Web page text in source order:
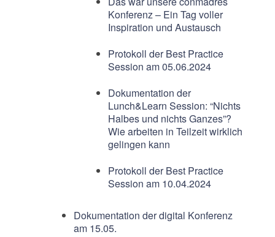
Konferenz – Ein Tag voller
Inspiration und Austausch
Protokoll der Best Practice
Session am 05.06.2024
Dokumentation der
Lunch&Learn Session: “Nichts
Halbes und nichts Ganzes”?
Wie arbeiten in Teilzeit wirklich
gelingen kann
Protokoll der Best Practice
Session am 10.04.2024
Dokumentation der digital Konferenz
am 15.05.